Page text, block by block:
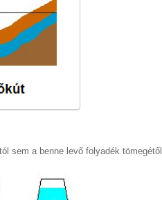
sem a benne levő folyadék tömegétől.